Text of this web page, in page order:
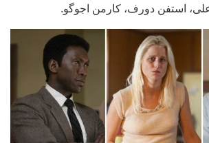
علی، استفن دورف، کارمن اجوگو.